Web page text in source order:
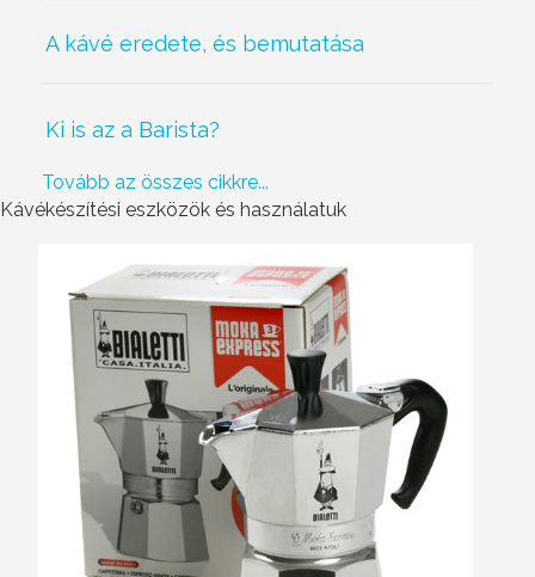
A kávé eredete, és bemutatása
Ki is az a Barista?
Tovább az összes cikkre...
Kávékészítési eszközök és használatuk